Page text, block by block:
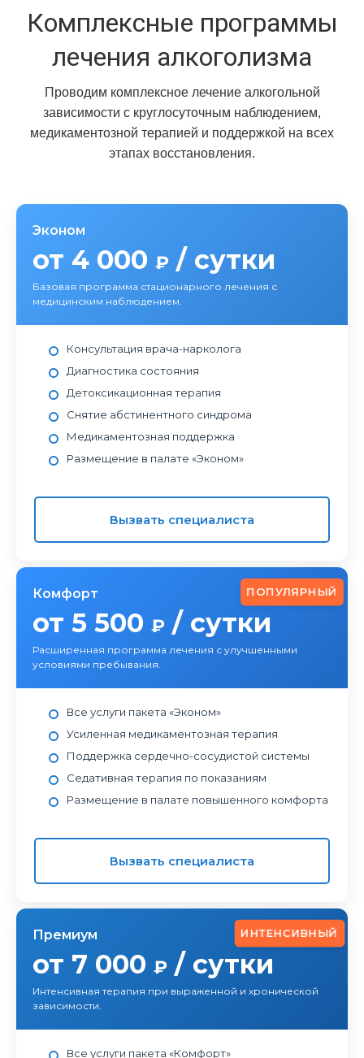
Комплексные программы
лечения алкоголизма
Проводим комплексное лечение алкогольной
зависимости с круглосуточным наблюдением,
медикаментозной терапией и поддержкой на всех
этапах восстановления.
Эконом
от 4 000 ₽ / сутки
Базовая программа стационарного лечения с
медицинским наблюдением.
Консультация врача-нарколога
Диагностика состояния
Детоксикационная терапия
Снятие абстинентного синдрома
Медикаментозная поддержка
Размещение в палате «Эконом»
Вызвать специалиста
ПОПУЛЯРНЫЙ
Комфорт
от 5 500 ₽ / сутки
Расширенная программа лечения с улучшенными
условиями пребывания.
Все услуги пакета «Эконом»
Усиленная медикаментозная терапия
Поддержка сердечно-сосудистой системы
Седативная терапия по показаниям
Размещение в палате повышенного комфорта
Вызвать специалиста
ИНТЕНСИВНЫЙ
Премиум
от 7 000 ₽ / сутки
Интенсивная терапия при выраженной и хронической
зависимости.
Все услуги пакета «Комфорт»